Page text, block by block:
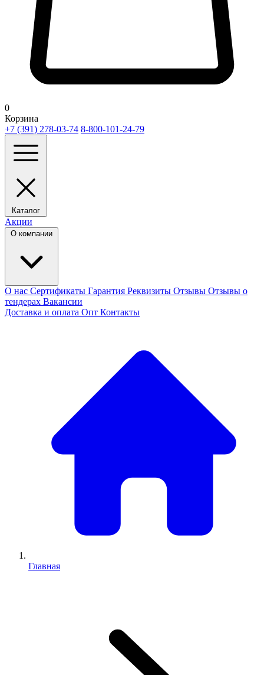
0
Корзина
+7 (391) 278-03-74 8-800-101-24-79
Каталог
Акции
О компании
О нас Сертификаты Гарантия Реквизиты Отзывы Отзывы о
тендерах Вакансии
Доставка и оплата Опт Контакты
Главная